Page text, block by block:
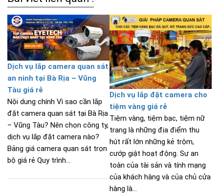
Dịch vụ lắp camera quan sát
an ninh tại Bà Rịa – Vũng
Tàu giá rẻ
Nội dung chính Vì sao cần lắp
đặt camera quan sát tại Bà Rịa
– Vũng Tàu? Nên chọn công ty,
dịch vụ lắp đặt camera nào?
Bảng giá camera quan sát trọn
bộ giá rẻ Quy trình...
Dịch vụ lắp đặt camera cho
tiệm vàng giá rẻ
Tiệm vàng, tiệm bạc, tiệm nữ
trang là những địa điểm thu
hút rất lớn những kẻ trộm,
cướp giật hoạt động. Sự an
toàn của tài sản và tính mạng
của khách hàng và của chủ cửa
hàng là...